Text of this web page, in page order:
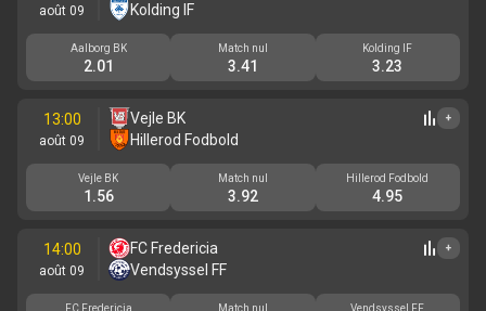
août 09
Kolding IF
Aalborg BK
2.01
Match nul
3.41
Kolding IF
3.23
13:00
août 09
Vejle BK
Hillerod Fodbold
+
Vejle BK
1.56
Match nul
3.92
Hillerod Fodbold
4.95
14:00
août 09
FC Fredericia
Vendsyssel FF
+
FC Fredericia Match nul Vendsyssel FF